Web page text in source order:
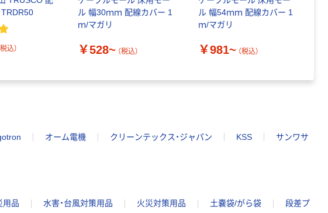
税込）
ル 幅30ｍｍ 配線カバー 1
ｍ/マガリ
￥528~ （税込）
ル 幅54ｍｍ 配線カバー 1
ｍ/マガリ
￥981~ （税込）
オーム電機 クリーンテックス・ジャパン KSS
サンワサ
用品 水害・台風対策用品 火災対策用品 土嚢袋/がら袋
段差プ